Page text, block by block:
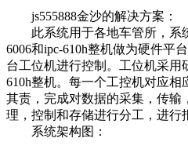
js555888金沙的解决方案：
此系统用于各地车管所，系
6006和ipc-610h整机做为硬件平
台工位机进行控制。工位机采用
610h整机。每一个工控机对应
其责，完成对数据的采集，传输
理，控制和存储进行分工，进行
系统架构图：